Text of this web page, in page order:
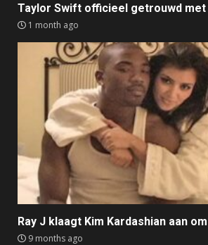
Taylor Swift officieel getrouwd met
1 month ago
Ray J klaagt Kim Kardashian aan
9 months ago